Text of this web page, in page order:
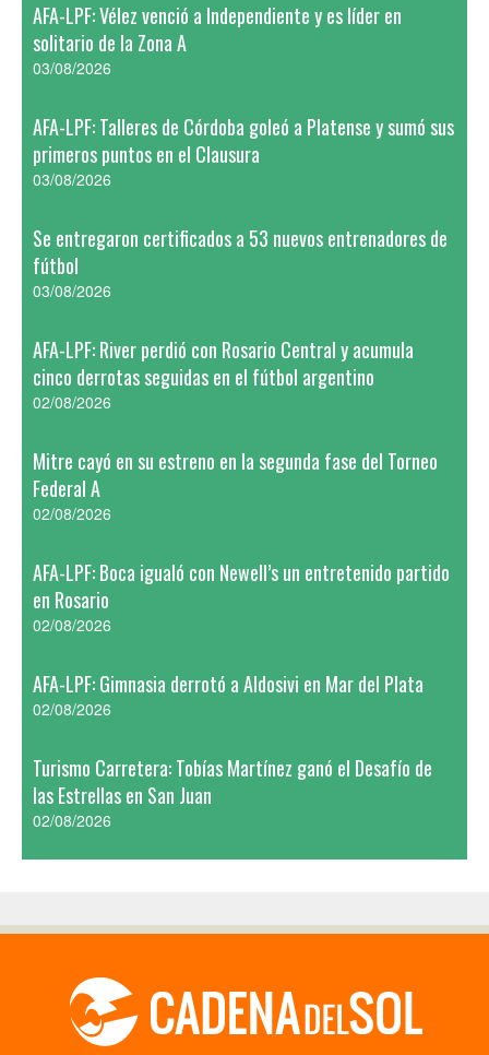
AFA-LPF: Vélez venció a Independiente y es líder en
solitario de la Zona A
03/08/2026
AFA-LPF: Talleres de Córdoba goleó a Platense y sumó sus
primeros puntos en el Clausura
03/08/2026
Se entregaron certificados a 53 nuevos entrenadores de
fútbol
03/08/2026
AFA-LPF: River perdió con Rosario Central y acumula
cinco derrotas seguidas en el fútbol argentino
02/08/2026
Mitre cayó en su estreno en la segunda fase del Torneo
Federal A
02/08/2026
AFA-LPF: Boca igualó con Newell’s un entretenido partido
en Rosario
02/08/2026
AFA-LPF: Gimnasia derrotó a Aldosivi en Mar del Plata
02/08/2026
Turismo Carretera: Tobías Martínez ganó el Desafío de
las Estrellas en San Juan
02/08/2026